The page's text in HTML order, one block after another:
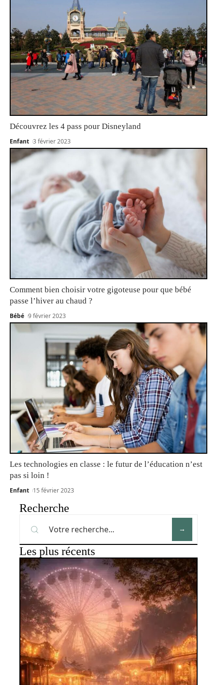
Découvrez les 4 pass pour Disneyland
Enfant 3 février 2023
Comment bien choisir votre gigoteuse pour que bébé
passe l’hiver au chaud ?
Bébé 9 février 2023
Les technologies en classe : le futur de l’éducation n’est
pas si loin !
Enfant 15 février 2023
Recherche
Les plus récents